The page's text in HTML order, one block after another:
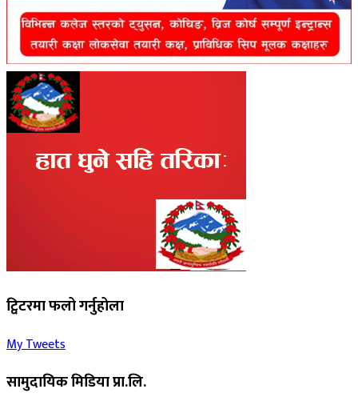
ट्विटरमा फलो गर्नुहोला
My Tweets
सामुदायिक मिडिया प्रा.लि.